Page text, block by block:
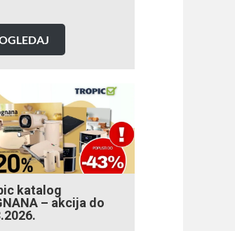
katalog
– akcija do